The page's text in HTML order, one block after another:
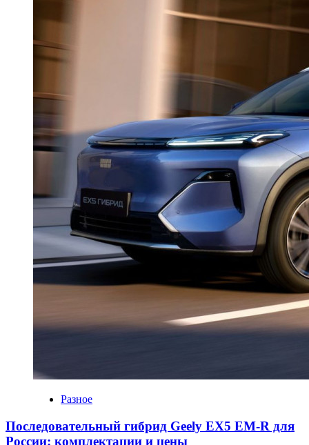
Разное
Последовательный гибрид Geely EX5 EM-R для
России: комплектации и цены